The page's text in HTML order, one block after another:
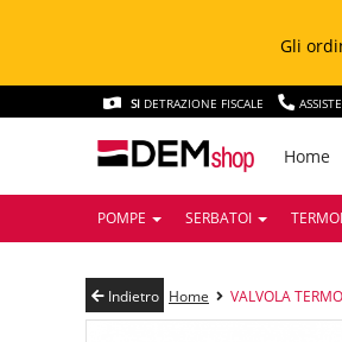
Gli
SI DETRAZIONE FISCALE
Home
POMPE SERBATOI
Indietro Home VALVOLA